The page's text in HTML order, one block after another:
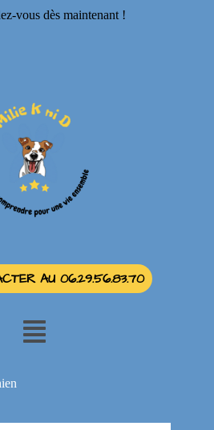
vous dès maintenant !
AU 06.29.56.83.70